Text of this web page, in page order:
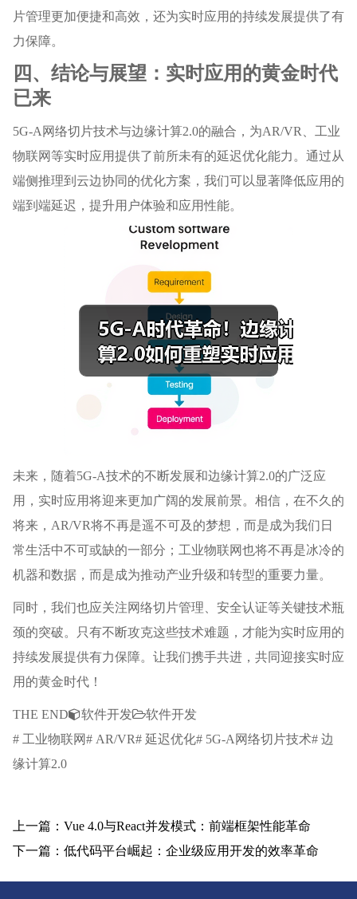
片管理更加便捷和高效，还为实时应用的持续发展提供了有
力保障。
四、结论与展望：实时应用的黄金时代
已来
5G-A网络切片技术与边缘计算2.0的融合，为AR/VR、工业
物联网等实时应用提供了前所未有的延迟优化能力。通过从
端侧推理到云边协同的优化方案，我们可以显著降低应用的
端到端延迟，提升用户体验和应用性能。
未来，随着5G-A技术的不断发展和边缘计算2.0的广泛应
用，实时应用将迎来更加广阔的发展前景。相信，在不久的
将来，AR/VR将不再是遥不可及的梦想，而是成为我们日
常生活中不可或缺的一部分；工业物联网也将不再是冰冷的
机器和数据，而是成为推动产业升级和转型的重要力量。
同时，我们也应关注网络切片管理、安全认证等关键技术瓶
颈的突破。只有不断攻克这些技术难题，才能为实时应用的
持续发展提供有力保障。让我们携手共进，共同迎接实时应
用的黄金时代！
THE END 软件开发
软件开发
# 工业物联网# AR/VR# 延迟优化# 5G-A网络切片技术# 边
缘计算2.0
上一篇：Vue 4.0与React并发模式：前端框架性能革命
下一篇：低代码平台崛起：企业级应用开发的效率革命